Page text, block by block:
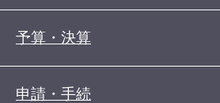
予算・決算
申請・手続